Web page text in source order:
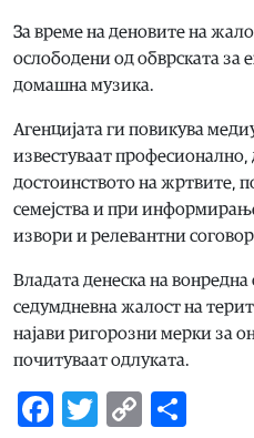
За време на деновите на
ослободени од обврската за
домашна музика.
Агенцијата ги повикува
известуваат професионално,
достоинството на жртвите,
семејства и при
извори и релевантни
Владата денеска на
седумдневна жалост на
најави ригорозни мерки за
почитуваат одлуката.
Facebook
Twitter
Copy